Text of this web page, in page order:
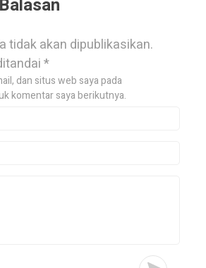
tidak akan dipublikasikan.
*
dan situs web saya pada
komentar saya berikutnya.